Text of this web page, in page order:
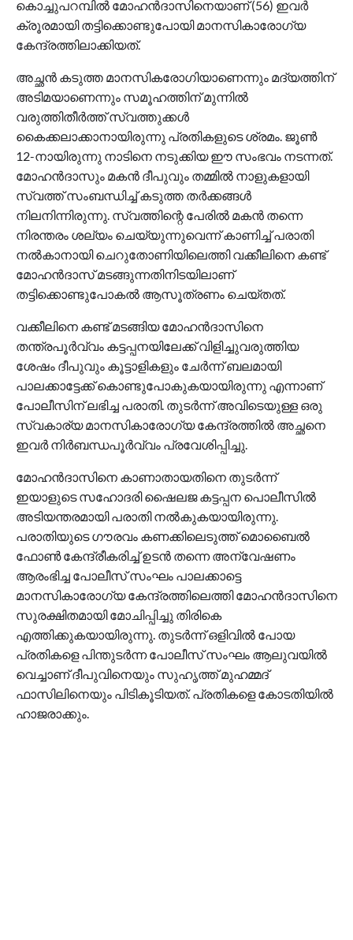
കൊച്ചുപറമ്പില്‍ മോഹന്‍ദാസിനെയാണ് (56) ഇവര്‍
ക്രൂരമായി തട്ടിക്കൊണ്ടുപോയി മാനസികാരോഗ്യ
കേന്ദ്രത്തിലാക്കിയത്.
അച്ഛന്‍ കടുത്ത മാനസികരോഗിയാണെന്നും മദ്യത്തിന്
അടിമയാണെന്നും സമൂഹത്തിന് മുന്നില്‍
വരുത്തിതീര്‍ത്ത് സ്വത്തുക്കള്‍
കൈക്കലാക്കാനായിരുന്നു പ്രതികളുടെ ശ്രമം. ജൂണ്‍
12-നായിരുന്നു നാടിനെ നടുക്കിയ ഈ സംഭവം നടന്നത്.
മോഹന്‍ദാസും മകന്‍ ദീപുവും തമ്മില്‍ നാളുകളായി
സ്വത്ത് സംബന്ധിച്ച് കടുത്ത തര്‍ക്കങ്ങള്‍
നിലനിന്നിരുന്നു. സ്വത്തിന്റെ പേരില്‍ മകന്‍ തന്നെ
നിരന്തരം ശല്യം ചെയ്യുന്നുവെന്ന് കാണിച്ച് പരാതി
നല്‍കാനായി ചെറുതോണിയിലെത്തി വക്കീലിനെ കണ്ട്
മോഹന്‍ദാസ് മടങ്ങുന്നതിനിടയിലാണ്
തട്ടിക്കൊണ്ടുപോകല്‍ ആസൂത്രണം ചെയ്തത്.
വക്കീലിനെ കണ്ട് മടങ്ങിയ മോഹന്‍ദാസിനെ
തന്ത്രപൂര്‍വ്വം കട്ടപ്പനയിലേക്ക് വിളിച്ചുവരുത്തിയ
ശേഷം ദീപുവും കൂട്ടാളികളും ചേര്‍ന്ന് ബലമായി
പാലക്കാട്ടേക്ക് കൊണ്ടുപോകുകയായിരുന്നു എന്നാണ്
പോലീസിന് ലഭിച്ച പരാതി. തുടര്‍ന്ന് അവിടെയുള്ള ഒരു
സ്വകാര്യ മാനസികാരോഗ്യ കേന്ദ്രത്തില്‍ അച്ഛനെ
ഇവര്‍ നിര്‍ബന്ധപൂര്‍വ്വം പ്രവേശിപ്പിച്ചു.
മോഹന്‍ദാസിനെ കാണാതായതിനെ തുടര്‍ന്ന്
ഇയാളുടെ സഹോദരി ഷൈലജ കട്ടപ്പന പൊലീസില്‍
അടിയന്തരമായി പരാതി നല്‍കുകയായിരുന്നു.
പരാതിയുടെ ഗൗരവം കണക്കിലെടുത്ത് മൊബൈല്‍
ഫോണ്‍ കേന്ദ്രീകരിച്ച് ഉടന്‍ തന്നെ അന്വേഷണം
ആരംഭിച്ച പോലീസ് സംഘം പാലക്കാട്ടെ
മാനസികാരോഗ്യ കേന്ദ്രത്തിലെത്തി മോഹന്‍ദാസിനെ
സുരക്ഷിതമായി മോചിപ്പിച്ചു തിരികെ
എത്തിക്കുകയായിരുന്നു. തുടര്‍ന്ന് ഒളിവില്‍ പോയ
പ്രതികളെ പിന്തുടര്‍ന്ന പോലീസ് സംഘം ആലുവയില്‍
വെച്ചാണ് ദീപുവിനെയും സുഹൃത്ത് മുഹമ്മദ്
ഫാസിലിനെയും പിടികൂടിയത്. പ്രതികളെ കോടതിയില്‍
ഹാജരാക്കും.